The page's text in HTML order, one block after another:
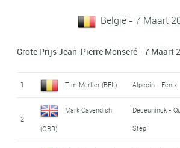
België - 7 Maart
Grote Prijs Jean-Pierre Monseré - 7 Maart
1 Tim Merlier (BEL) Alpecin - Fenix
2
Mark Cavendish
(GBR)
Deceuninck -
Step